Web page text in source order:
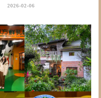
2026-02-06